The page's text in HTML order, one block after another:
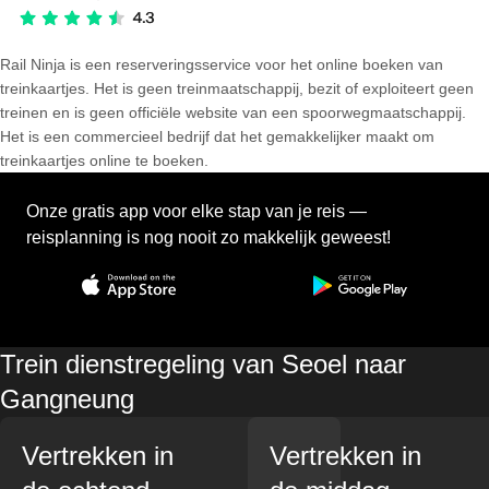
Rail Ninja is een reserveringsservice voor het online boeken van
treinkaartjes. Het is geen treinmaatschappij, bezit of exploiteert geen
treinen en is geen officiële website van een spoorwegmaatschappij.
Het is een commercieel bedrijf dat het gemakkelijker maakt om
treinkaartjes online te boeken.
Onze gratis app voor elke stap van je reis —
reisplanning is nog nooit zo makkelijk geweest!
Trein dienstregeling van Seoel naar
Gangneung
Vertrekken in
Vertrekken in